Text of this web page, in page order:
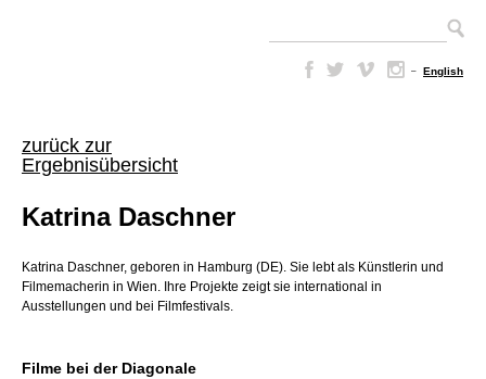
– English
zurück zur
Ergebnisübersicht
Katrina Daschner
Katrina Daschner, geboren in Hamburg (DE). Sie lebt als Künstlerin und
Filmemacherin in Wien. Ihre Projekte zeigt sie international in
Ausstellungen und bei Filmfestivals.
Filme bei der Diagonale